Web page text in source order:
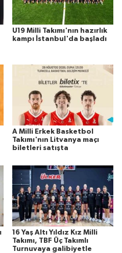
U19 Milli Takımı'nın hazırlık
kampı İstanbul'da başladı
A Milli Erkek Basketbol
Takımı'nın Litvanya maçı
biletleri satışta
16 Yaş Altı Yıldız Kız Milli
Takımı, TBF Üç Takımlı
Turnuvaya galibiyetle